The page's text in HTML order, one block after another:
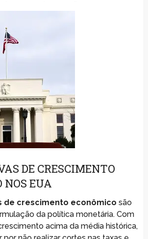
DE CRESCIMENTO
NOS EUA
de crescimento econômico são
da política monetária. Com
acima da média histórica,